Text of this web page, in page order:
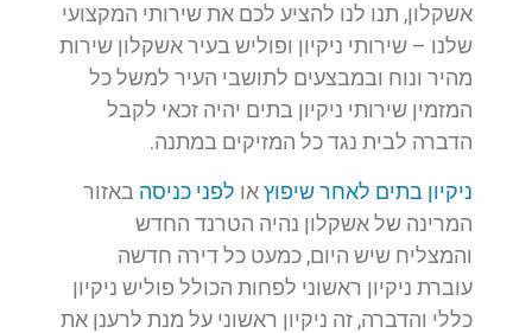
אשקלון, תנו לנו להציע לכם את שירותי המקצועי
שלנו – שירותי ניקיון ופוליש בעיר אשקלון שירות
מהיר ונוח ובמבצעים לתושבי העיר למשל כל
המזמין שירותי ניקיון בתים יהיה זכאי לקבל
הדברה לבית נגד כל המזיקים במתנה.
ניקיון בתים לאחר שיפוץאו לפני כניסה באזור
המרינה של אשקלון נהיה הטרנד החדש
והמצליח שיש היום, כמעט כל דירה חדשה
עוברת ניקיון ראשוני לפחות הכולל פוליש ניקיון
כללי והדברה, זה ניקיון ראשוני על מנת לרענן את